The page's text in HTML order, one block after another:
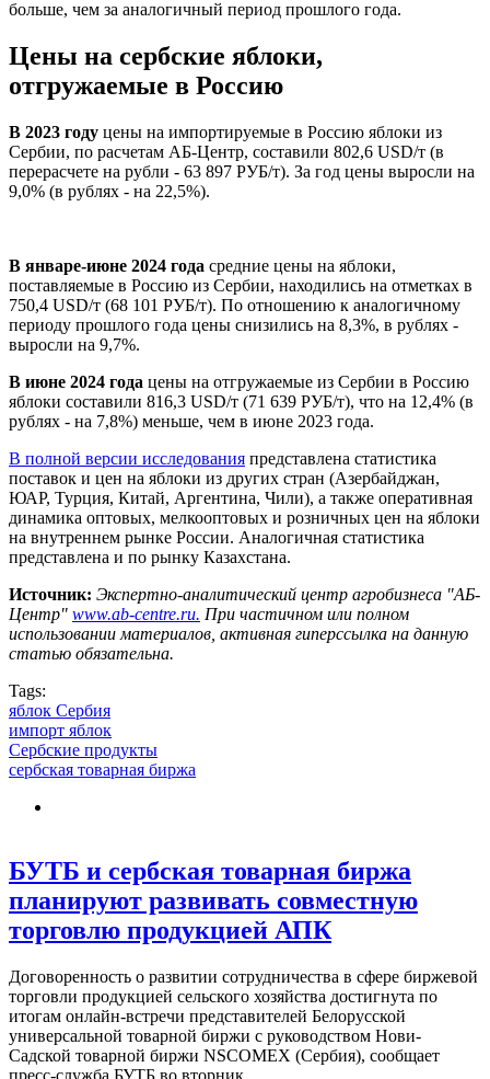
больше, чем за аналогичный период прошлого года.
Цены на сербские яблоки,
отгружаемые в Россию
В 2023 году цены на импортируемые в Россию яблоки из
Сербии, по расчетам АБ-Центр, составили 802,6 USD/т (в
перерасчете на рубли - 63 897 РУБ/т). За год цены выросли на
9,0% (в рублях - на 22,5%).
В январе-июне 2024 года средние цены на яблоки,
поставляемые в Россию из Сербии, находились на отметках в
750,4 USD/т (68 101 РУБ/т). По отношению к аналогичному
периоду прошлого года цены снизились на 8,3%, в рублях -
выросли на 9,7%.
В июне 2024 года цены на отгружаемые из Сербии в Россию
яблоки составили 816,3 USD/т (71 639 РУБ/т), что на 12,4% (в
рублях - на 7,8%) меньше, чем в июне 2023 года.
В полной версии исследования представлена статистика
поставок и цен на яблоки из других стран (Азербайджан,
ЮАР, Турция, Китай, Аргентина, Чили), а также оперативная
динамика оптовых, мелкооптовых и розничных цен на яблоки
на внутреннем рынке России. Аналогичная статистика
представлена и по рынку Казахстана.
Источник: Экспертно-аналитический центр агробизнеса "АБ-
Центр" www.ab-centre.ru. При частичном или полном
использовании материалов, активная гиперссылка на данную
статью обязательна.
Tags:
яблок Сербия
импорт яблок
Сербские продукты
сербская товарная биржа
БУТБ и сербская товарная биржа
планируют развивать совместную
торговлю продукцией АПК
Договоренность о развитии сотрудничества в сфере биржевой
торговли продукцией сельского хозяйства достигнута по
итогам онлайн-встречи представителей Белорусской
универсальной товарной биржи с руководством Нови-
Садской товарной биржи NSCOMEX (Сербия), сообщает
пресс-служба БУТБ во вторник.